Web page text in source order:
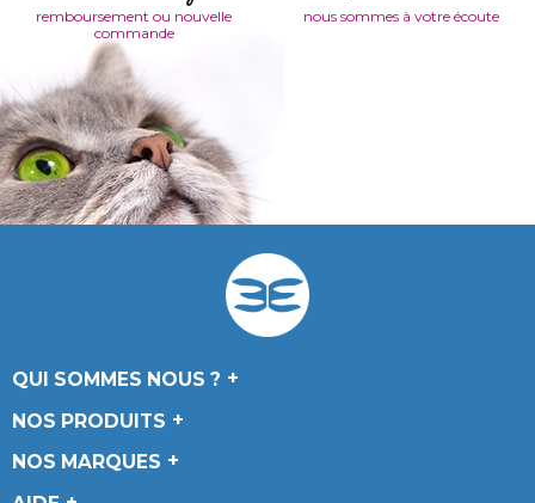
remboursement ou nouvelle
commande
nous sommes à votre écoute
QUI SOMMES NOUS ?
NOS PRODUITS
NOS MARQUES